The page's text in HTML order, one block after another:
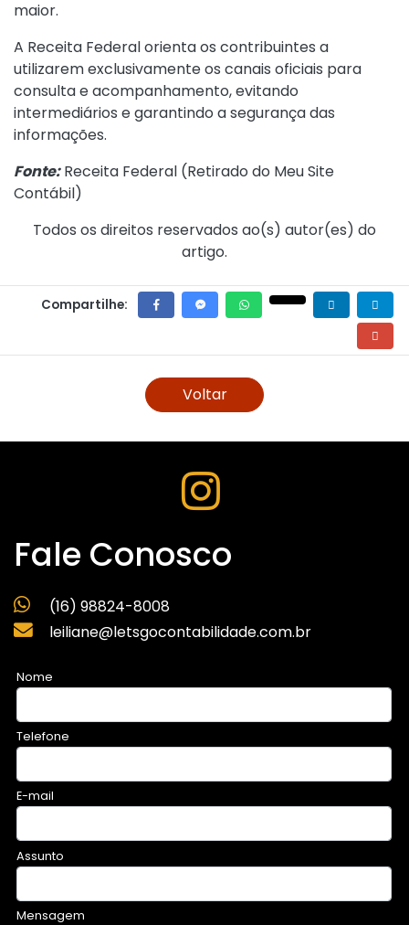
maior.
A Receita Federal orienta os contribuintes a
utilizarem exclusivamente os canais oficiais para
consulta e acompanhamento, evitando
intermediários e garantindo a segurança das
informações.
Fonte:Receita Federal (Retirado do Meu Site
Contábil)
Todos os direitos reservados ao(s) autor(es) do
artigo.
Compartilhe:
Voltar
Fale Conosco
(16) 98824-8008
leiliane@letsgocontabilidade.com.br
Nome
Telefone
E-mail
Assunto
Mensagem